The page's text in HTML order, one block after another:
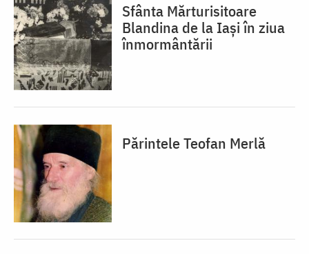
Sfânta Mărturisitoare
Blandina de la Iași în ziua
înmormântării
Părintele Teofan Merlă